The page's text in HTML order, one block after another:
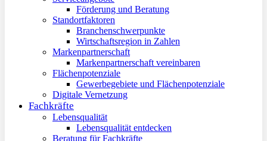
Förderung und Beratung
Standortfaktoren
Branchenschwerpunkte
Wirtschaftsregion in Zahlen
Markenpartnerschaft
Markenpartnerschaft vereinbaren
Flächenpotenziale
Gewerbegebiete und Flächenpotenziale
Digitale Vernetzung
Fachkräfte
Lebensqualität
Lebensqualität entdecken
Beratung für Fachkräfte